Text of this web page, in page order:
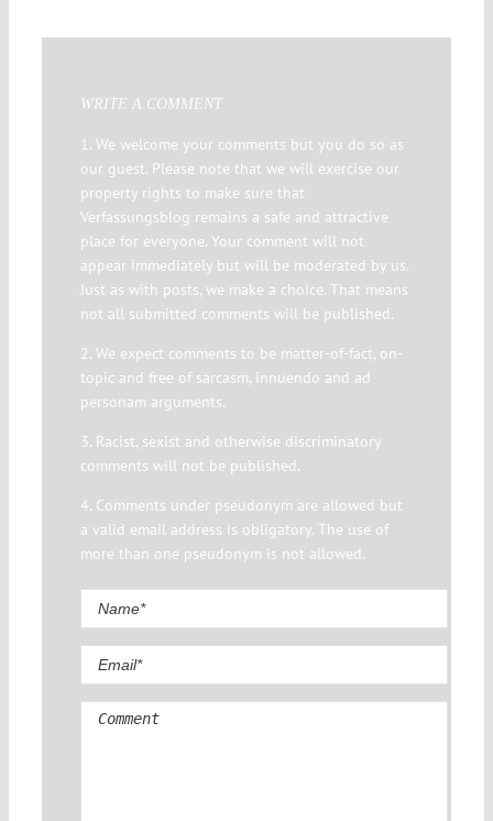
WRITE A COMMENT
1. We welcome your comments but you do so as
our guest. Please note that we will exercise our
property rights to make sure that
Verfassungsblog remains a safe and attractive
place for everyone. Your comment will not
appear immediately but will be moderated by us.
Just as with posts, we make a choice. That means
not all submitted comments will be published.
2. We expect comments to be matter-of-fact, on-
topic and free of sarcasm, innuendo and ad
personam arguments.
3. Racist, sexist and otherwise discriminatory
comments will not be published.
4. Comments under pseudonym are allowed but
a valid email address is obligatory. The use of
more than one pseudonym is not allowed.
Comment